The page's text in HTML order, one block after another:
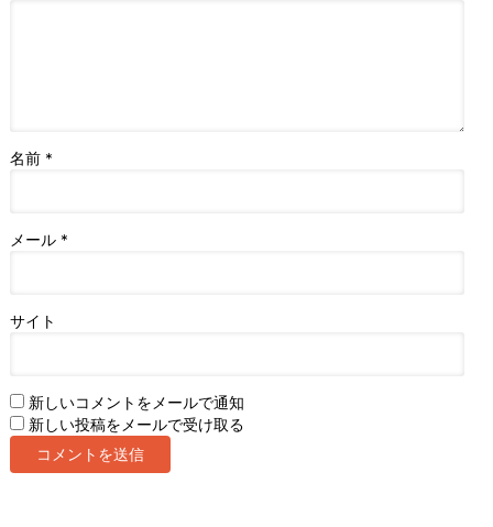
名前 *
メール *
サイト
新しいコメントをメールで通知
新しい投稿をメールで受け取る